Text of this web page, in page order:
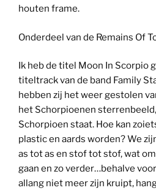
houten frame.
Onderdeel van de Remains Of
Ik heb de titel Moon In Scorpio
titeltrack van de band Family
hebben zij het weer gestolen
het Schorpioenen
Schorpioen staat. Hoe kan
plastic en aards worden? We
as tot as en stof tot stof, wat
gaan en zo verder…behalve
allang niet meer zijn kruipt,